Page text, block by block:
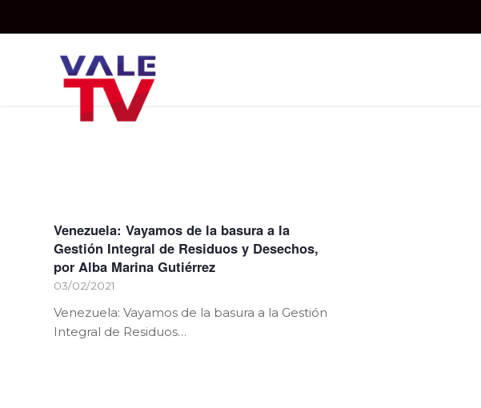
Venezuela: Vayamos de la basura a la
Gestión Integral de Residuos y Desechos,
por Alba Marina Gutiérrez
03/02/2021
Venezuela: Vayamos de la basura a la Gestión
Integral de Residuos…